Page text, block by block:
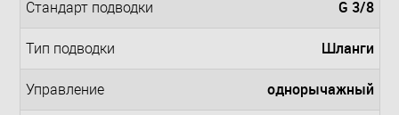
Стандарт подводки G 3/8
Тип подводки Шланги
Управление однорычажный